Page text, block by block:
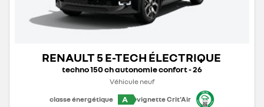
RENAULT 5 E-TECH ÉLECTRIQUE
techno 150 ch autonomie confort - 26
Véhicule neuf
classe énergétique
A vignette Crit'Air